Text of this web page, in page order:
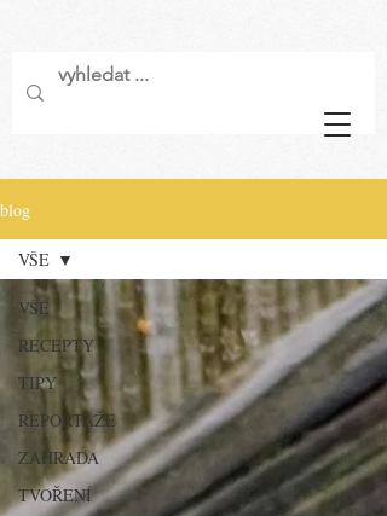
blog
VŠE
RECEPTY
TIPY
REPORTÁŽE
ZAHRADA
TVOŘENÍ
VŠE